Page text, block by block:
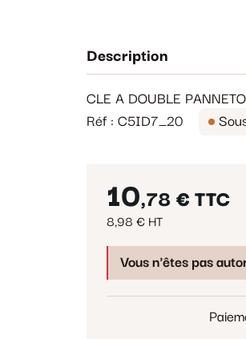
Description
CLE A DOUBLE
Réf : C5ID7_20
10,78 € TTC
8,98 € HT
Vous n'êtes pas